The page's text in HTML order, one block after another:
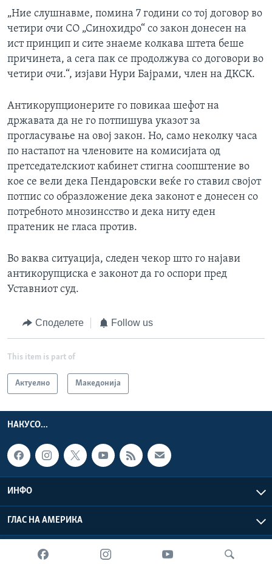
„Ние слушнавме, помина 7 години со тој договор во
четири очи СО „Синохидро“ со закон донесен на
ист принцип и сите знаеме колкава штета беше
причинета, а сега пак се продолжува со договори во
четири очи.“, изјави Нури Бајрами, член на ДКСК.
Антикорупционерите го повикаа шефот на
државата да не го потпишува указот за
прогласување на овој закон. Но, само неколку часа
по настапот на членовите на комисијата од
претседателскиот кабинет стигна соопштение во
кое се вели дека Пендаровски веќе го ставил својот
потпис со образложение дека законот е донесен со
потребното мнозинсство и дека ниту еден
пратеник не гласа против.
Во ваква ситуација, следен чекор што го најави
антикорупциска е законот да го оспори пред
Уставниот суд.
Споделете Follow us
This item is part of
Актуелно Македонија
НАКУСО...
ИНФО
ГЛАС НА АМЕРИКА
Глас на Америка © 2026 VOA, Inc. Сите права задржани.